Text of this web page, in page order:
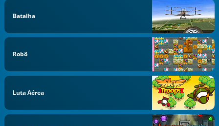
Batalha
Robô
Luta Aérea